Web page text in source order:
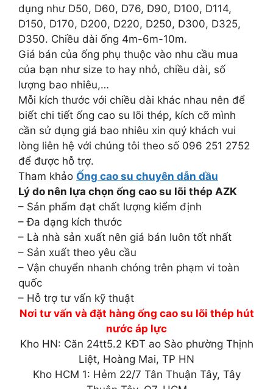
dụng như D50, D60, D76, D90, D100, D114,
D150, D170, D200, D220, D250, D300, D325,
D350. Chiều dài ống 4m-6m-10m.
Giá bán của ống phụ thuộc vào nhu cầu mua
của bạn như size to hay nhỏ, chiều dài, số
lượng bao nhiêu,…
Mỗi kích thước với chiều dài khác nhau nên để
biết chi tiết ống cao su lõi thép, kích cỡ mình
cần sử dụng giá bao nhiêu xin quý khách vui
lòng liên hệ với chúng tôi theo số 096 251 2752
để được hỗ trợ.
Tham khảo Ống cao su chuyên dẫn dầu
Lý do nên lựa chọn ống cao su lõi thép AZK
– Sản phẩm đạt chất lượng kiểm định
– Đa dạng kích thước
– Là nhà sản xuất nên giá bán luôn tốt nhất
– Sản xuất theo yêu cầu
– Vận chuyển nhanh chóng trên phạm vi toàn
quốc
– Hỗ trợ tư vấn kỹ thuật
Nơi tư vấn và đặt hàng ống cao su lõi thép hút
nước áp lực
Kho HN: Căn 24tt5.2 KĐT ao Sào phường Thịnh
Liệt, Hoàng Mai, TP HN
Kho HCM 1: Hẻm 22/7 Tân Thuận Tây, Tây